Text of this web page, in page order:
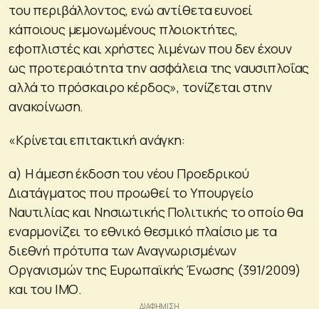
του περιβάλλοντος, ενώ αντίθετα ευνοεί
κάποιους μεμονωμένους πλοιοκτήτες,
εφοπλιστές και χρήστες λιμένων που δεν έχουν
ως προτεραιότητα την ασφάλεια της ναυσιπλοΐας
αλλά το πρόσκαιρο κέρδος», τονίζεται στην
ανακοίνωση.
«Κρίνεται επιτακτική ανάγκη:
α) Η άμεση έκδοση του νέου Προεδρικού
Διατάγματος που προωθεί το Υπουργείο
Ναυτιλίας και Νησιωτικής Πολιτικής το οποίο θα
εναρμονίζει το εθνικό θεσμικό πλαίσιο με τα
διεθνή πρότυπα των Αναγνωρισμένων
Οργανισμών της Ευρωπαϊκής Ένωσης (391/2009)
και του ΙΜΟ.